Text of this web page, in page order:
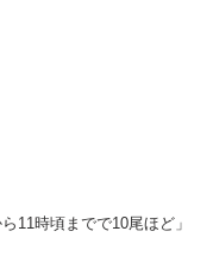
11時頃までで10尾ほど」